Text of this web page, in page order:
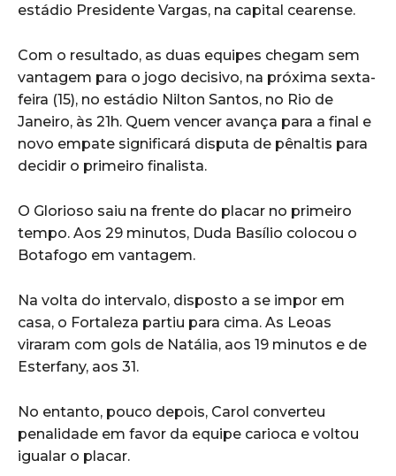
estádio Presidente Vargas, na capital cearense.
Com o resultado, as duas equipes chegam sem
vantagem para o jogo decisivo, na próxima sexta-
feira (15), no estádio Nilton Santos, no Rio de
Janeiro, às 21h. Quem vencer avança para a final e
novo empate significará disputa de pênaltis para
decidir o primeiro finalista.
O Glorioso saiu na frente do placar no primeiro
tempo. Aos 29 minutos, Duda Basílio colocou o
Botafogo em vantagem.
Na volta do intervalo, disposto a se impor em
casa, o Fortaleza partiu para cima. As Leoas
viraram com gols de Natália, aos 19 minutos e de
Esterfany, aos 31.
No entanto, pouco depois, Carol converteu
penalidade em favor da equipe carioca e voltou
igualar o placar.